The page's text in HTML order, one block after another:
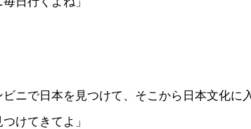
ニで日本を見つけて、そこから日本文化に
けてきてよ」